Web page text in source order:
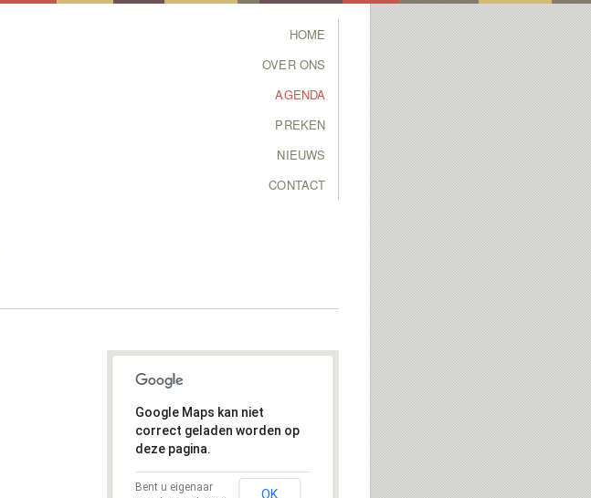
SKIP TO PRIMARY
CONTENT
SKIP TO SECONDARY
CONTENT
HOME
OVER ONS
AGENDA
PREKEN
NIEUWS
CONTACT
Google Maps kan niet
correct geladen worden op
deze pagina.
Bent u eigenaar
OK